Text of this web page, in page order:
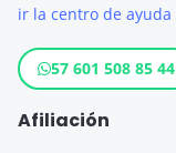
Crédito Hipotecario
Crédito de Consumo
Cuenta de ahorro
ir la centro de ayuda
57 601 508 85 44
Afiliación